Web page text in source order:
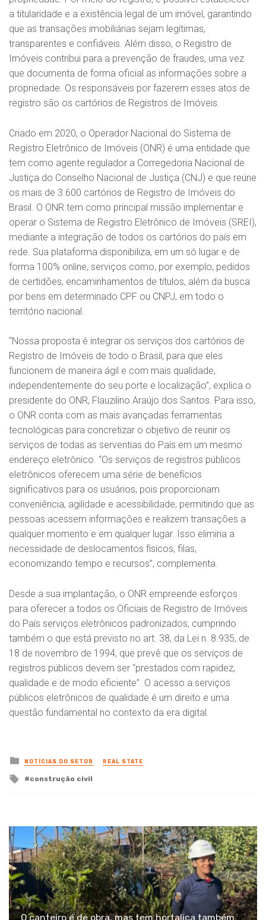
a titularidade e a existência legal de um imóvel, garantindo
que as transações imobiliárias sejam legítimas,
transparentes e confiáveis. Além disso, o Registro de
Imóveis contribui para a prevenção de fraudes, uma vez
que documenta de forma oficial as informações sobre a
propriedade. Os responsáveis por fazerem esses atos de
registro são os cartórios de Registros de Imóveis.
Criado em 2020, o Operador Nacional do Sistema de
Registro Eletrônico de Imóveis (ONR) é uma entidade que
tem como agente regulador a Corregedoria Nacional de
Justiça do Conselho Nacional de Justiça (CNJ) e que reúne
os mais de 3.600 cartórios de Registro de Imóveis do
Brasil. O ONR tem como principal missão implementar e
operar o Sistema de Registro Eletrônico de Imóveis (SREI),
mediante a integração de todos os cartórios do país em
rede. Sua plataforma disponibiliza, em um só lugar e de
forma 100% online, serviços como, por exemplo, pedidos
de certidões, encaminhamentos de títulos, além da busca
por bens em determinado CPF ou CNPJ, em todo o
território nacional.
“Nossa proposta é integrar os serviços dos cartórios de
Registro de Imóveis de todo o Brasil, para que eles
funcionem de maneira ágil e com mais qualidade,
independentemente do seu porte e localização”, explica o
presidente do ONR, Flauzilino Araújo dos Santos. Para isso,
o ONR conta com as mais avançadas ferramentas
tecnológicas para concretizar o objetivo de reunir os
serviços de todas as serventias do País em um mesmo
endereço eletrônico. “Os serviços de registros públicos
eletrônicos oferecem uma série de benefícios
significativos para os usuários, pois proporcionam
conveniência, agilidade e acessibilidade, permitindo que as
pessoas acessem informações e realizem transações a
qualquer momento e em qualquer lugar. Isso elimina a
necessidade de deslocamentos físicos, filas,
economizando tempo e recursos”, complementa.
Desde a sua implantação, o ONR empreende esforços
para oferecer a todos os Oficiais de Registro de Imóveis
do País serviços eletrônicos padronizados, cumprindo
também o que está previsto no art. 38, da Lei n. 8.935, de
18 de novembro de 1994, que prevê que os serviços de
registros públicos devem ser “prestados com rapidez,
qualidade e de modo eficiente”. O acesso a serviços
públicos eletrônicos de qualidade é um direito e uma
questão fundamental no contexto da era digital.
Posted
in
NOTÍCIAS DO SETOR REAL STATE
Tagged
construção civil
O canteiro é de obra, mas tem hortaliça também